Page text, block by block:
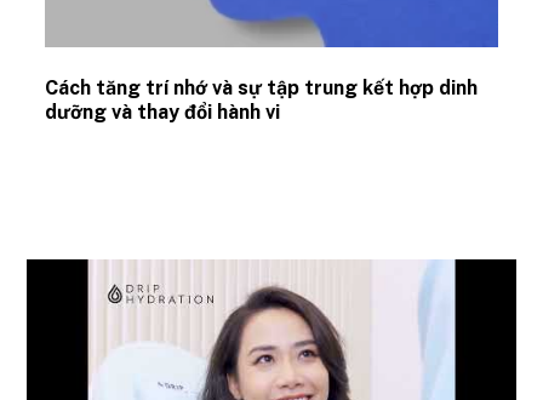
Cách tăng trí nhớ và sự tập trung kết hợp dinh
dưỡng và thay đổi hành vi